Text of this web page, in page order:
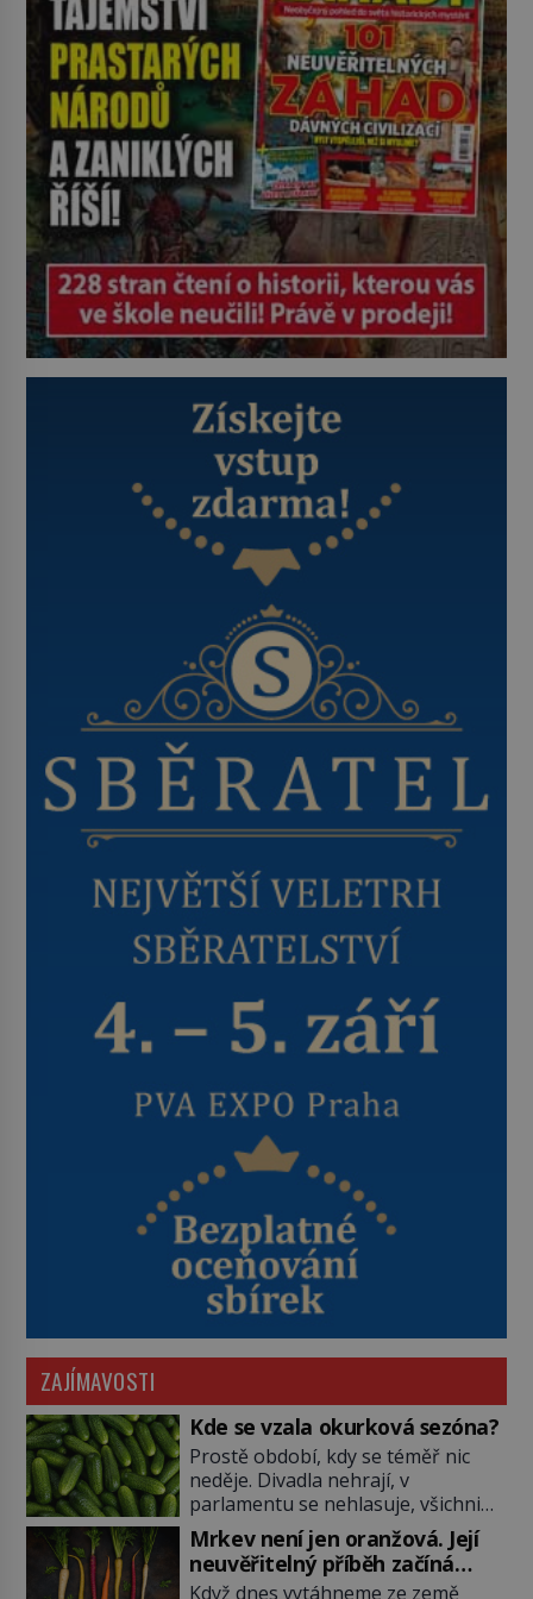
a podle situace tlačit, jak oni […]
ZAJÍMAVOSTI
Kde se vzala okurková sezóna?
Prostě období, kdy se téměř nic
neděje. Divadla nehrají, v
parlamentu se nehlasuje, všichni
jsou na dovolené a média tak
nemají o čem mluvit a psát. A
vymýšlejí si proto témata, které
Mrkev není jen oranžová. Její
neuvěřitelný příběh začíná
fialovou barvou
Když dnes vytáhneme ze země